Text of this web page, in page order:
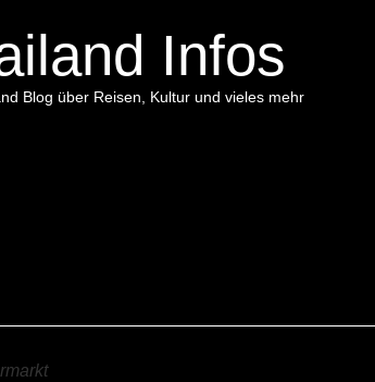
Infos
Blog über Reisen, Kultur und vieles mehr